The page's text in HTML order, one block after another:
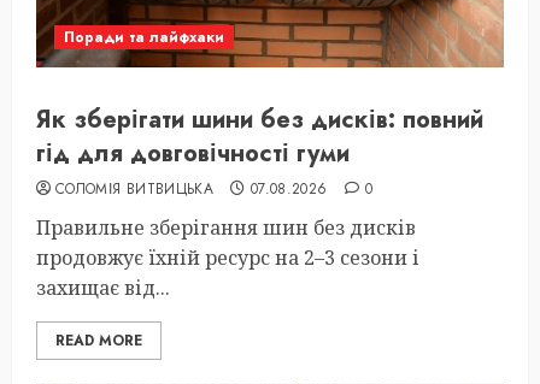
Поради та лайфхаки
Як зберігати шини без дисків: повний
гід для довговічності гуми
СОЛОМІЯ ВИТВИЦЬКА 07.08.2026 0
Правильне зберігання шин без дисків
продовжує їхній ресурс на 2–3 сезони і
захищає від...
READ MORE